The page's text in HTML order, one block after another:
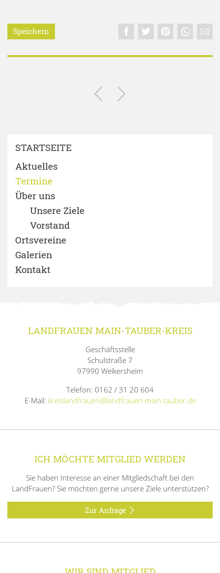
Speichern
STARTSEITE
Aktuelles
Termine
Über uns
Unsere Ziele
Vorstand
Ortsvereine
Galerien
Kontakt
LANDFRAUEN MAIN-TAUBER-KREIS
Geschäftsstelle
Schulstraße 7
97990 Weikersheim
Telefon: 0162 / 31 20 604
E-Mail: kreislandfrauen@landfrauen-main-tauber.de
ICH MÖCHTE MITGLIED WERDEN
Sie haben Interesse an einer Mitgliedschaft bei den
LandFrauen? Sie möchten gerne unsere Ziele unterstützen?
Zur Anfrage